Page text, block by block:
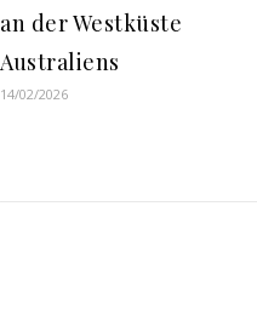
an der Westküste
Australiens
14/02/2026